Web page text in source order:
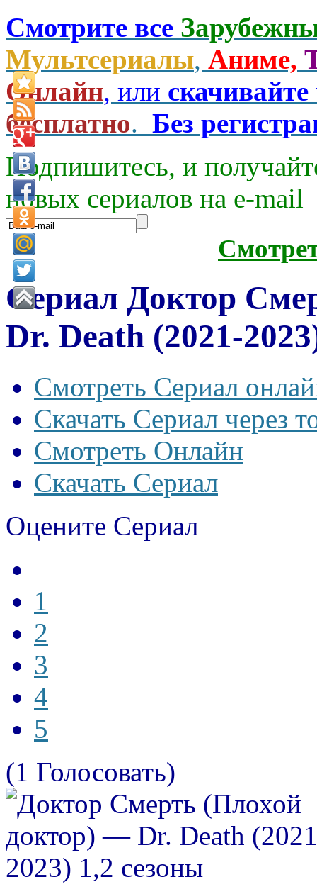
Смотрите все
Мультсериалы, Аниме,
Онлайн, или скачивайте
бесплатно. Без
Подпишитесь, и
новых сериалов на e-mаil
Сериал Доктор
Dr. Death (2021-
Смотреть Сериал
Скачать Сериал через
Смотреть Онлайн
Скачать Сериал
Оцените Сериал
1
2
3
4
5
(1 Голосовать)